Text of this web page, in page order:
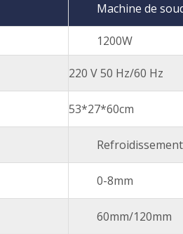
Machine de
1200W
220 V 50 Hz/60 Hz
53*27*60cm
0-8mm
60mm/120mm